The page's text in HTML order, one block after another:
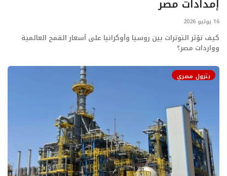
إمدادات مصر
16 يوليو 2026
كيف تؤثر التوترات بين روسيا وأوكرانيا على أسعار القمح العالمية
وواردات مصر؟
بترول مصري